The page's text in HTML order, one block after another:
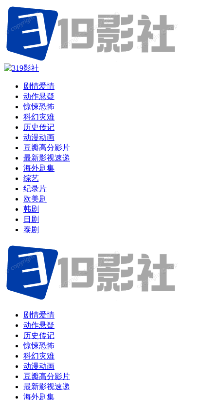
剧情爱情
动作悬疑
惊悚恐怖
科幻灾难
历史传记
动漫动画
豆瓣高分影片
最新影视速递
海外剧集
综艺
纪录片
欧美剧
韩剧
日剧
泰剧
剧情爱情
动作悬疑
历史传记
惊悚恐怖
科幻灾难
动漫动画
豆瓣高分影片
最新影视速递
海外剧集